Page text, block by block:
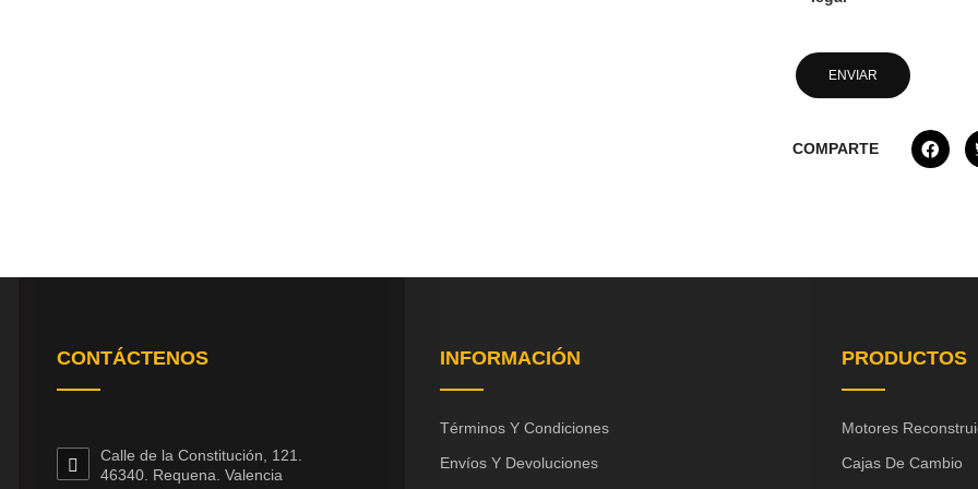
COMPARTE
CONTÁCTENOS
Calle de la Constitución, 121.
46340. Requena. Valencia
INFORMACIÓN
Términos Y Condiciones
Envíos Y Devoluciones
PRODUCTOS
Motores
Cajas De Cambio